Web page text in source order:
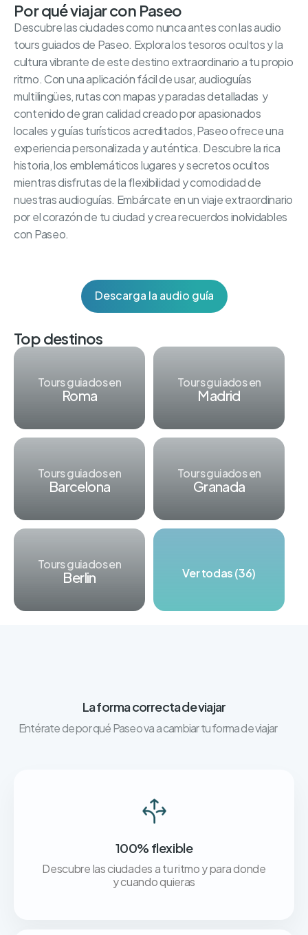
Por qué viajar con Paseo
Descubre las ciudades como nunca antes con las audio
tours guiados de Paseo. Explora los tesoros ocultos y la
cultura vibrante de este destino extraordinario a tu propio
ritmo. Con una aplicación fácil de usar, audioguías
multilingües, rutas con mapas y paradas detalladas y
contenido de gran calidad creado por apasionados
locales y guías turísticos acreditados, Paseo ofrece una
experiencia personalizada y auténtica. Descubre la rica
historia, los emblemáticos lugares y secretos ocultos
mientras disfrutas de la flexibilidad y comodidad de
nuestras audioguías. Embárcate en un viaje extraordinario
por el corazón de tu ciudad y crea recuerdos inolvidables
con Paseo.
Descarga la audio guía
Top destinos
Tours guiados en
Roma
Tours guiados en
Madrid
Tours guiados en
Barcelona
Tours guiados en
Granada
Tours guiados en
Berlin Ver todas (36)
La forma correcta de viajar
Entérate de por qué Paseo va a cambiar tu forma de viajar
100% flexible
Descubre las ciudades a tu ritmo y para donde
y cuando quieras